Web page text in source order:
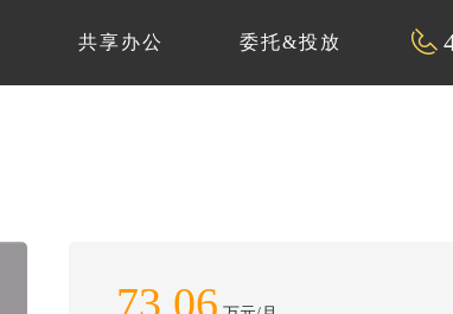
共享办公 委托&投放
73.06